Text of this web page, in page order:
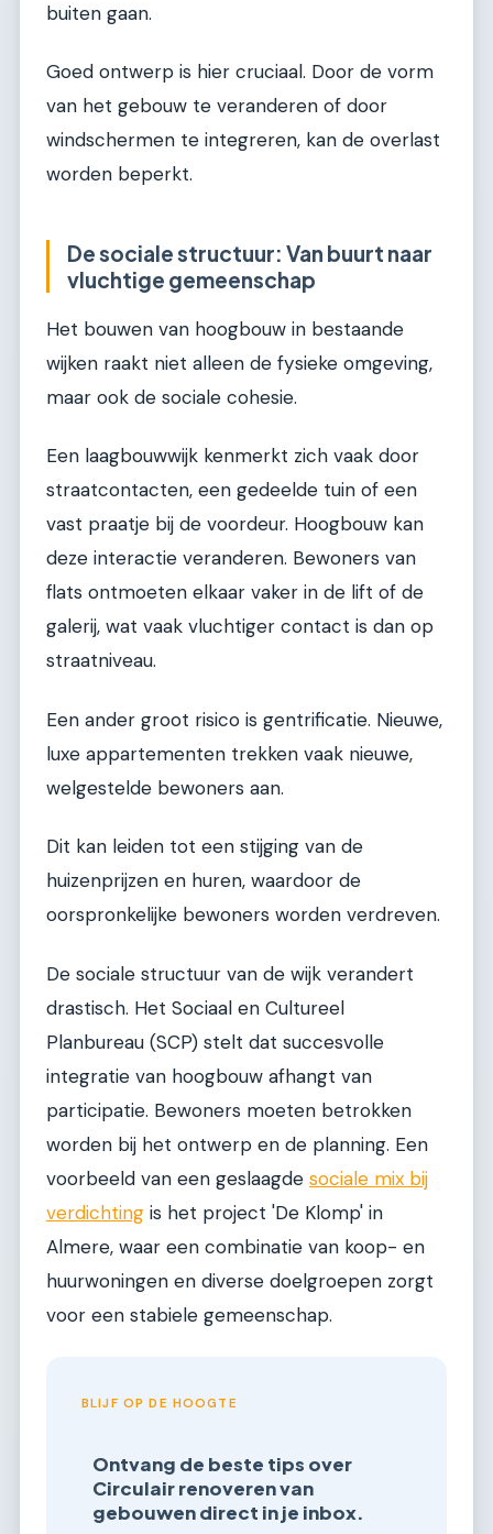
buiten gaan.
Goed ontwerp is hier cruciaal. Door de vorm
van het gebouw te veranderen of door
windschermen te integreren, kan de overlast
worden beperkt.
De sociale structuur: Van buurt naar
vluchtige gemeenschap
Het bouwen van hoogbouw in bestaande
wijken raakt niet alleen de fysieke omgeving,
maar ook de sociale cohesie.
Een laagbouwwijk kenmerkt zich vaak door
straatcontacten, een gedeelde tuin of een
vast praatje bij de voordeur. Hoogbouw kan
deze interactie veranderen. Bewoners van
flats ontmoeten elkaar vaker in de lift of de
galerij, wat vaak vluchtiger contact is dan op
straatniveau.
Een ander groot risico is gentrificatie. Nieuwe,
luxe appartementen trekken vaak nieuwe,
welgestelde bewoners aan.
Dit kan leiden tot een stijging van de
huizenprijzen en huren, waardoor de
oorspronkelijke bewoners worden verdreven.
De sociale structuur van de wijk verandert
drastisch. Het Sociaal en Cultureel
Planbureau (SCP) stelt dat succesvolle
integratie van hoogbouw afhangt van
participatie. Bewoners moeten betrokken
worden bij het ontwerp en de planning. Een
voorbeeld van een geslaagde sociale mix bij
verdichting is het project 'De Klomp' in
Almere, waar een combinatie van koop- en
huurwoningen en diverse doelgroepen zorgt
voor een stabiele gemeenschap.
BLIJF OP DE HOOGTE
Ontvang de beste tips over
Circulair renoveren van
gebouwen direct in je inbox.